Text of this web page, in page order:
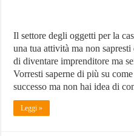
Il settore degli oggetti per la
una tua attività ma non
di diventare imprenditore ma
Vorresti saperne di più su
successo ma non hai idea di
Leggi »